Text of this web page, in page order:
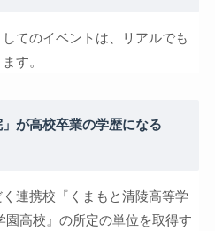
てのイベントは、リアルでも
す。
」が高校卒業の学歴になる
連携校『くまもと清陵高等学
園高校』の所定の単位を取得す